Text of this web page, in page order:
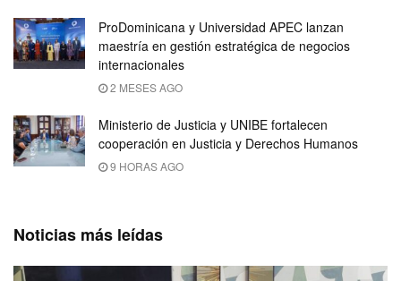
ProDominicana y Universidad APEC lanzan
maestría en gestión estratégica de negocios
internacionales
2 MESES AGO
Ministerio de Justicia y UNIBE fortalecen
cooperación en Justicia y Derechos Humanos
9 HORAS AGO
Noticias más leídas